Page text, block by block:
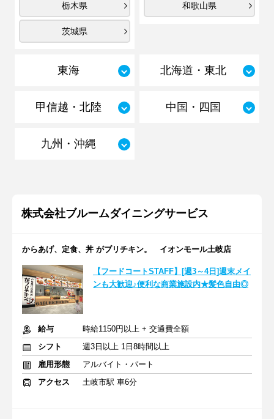
栃木県
茨城県
和歌山県
東海 北海道・東北
甲信越・北陸 中国・四国
九州・沖縄
株式会社ブルームダイニングサービス
からあげ、定食、丼 がブリチキン。 イオンモール土岐店
【フードコートSTAFF】[週3～4日]週末メイ
ンも大歓迎♪便利な商業施設内★髪色自由◎
給与
時給1150円以上 + 交通費全額
シフト
週3日以上 1日8時間以上
雇用形態
アルバイト・パート
アクセス
土岐市駅 車6分